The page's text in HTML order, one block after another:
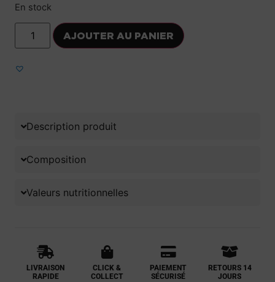
En stock
AJOUTER AU PANIER
Description produit
Composition
Valeurs nutritionnelles
LIVRAISON
RAPIDE
CLICK &
COLLECT
PAIEMENT
SÉCURISÉ
RETOURS 14
JOURS